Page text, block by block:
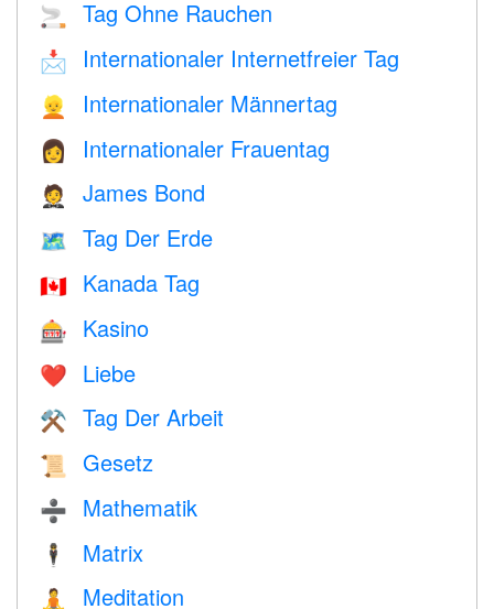
🚬 Tag Ohne Rauchen
📩 Internationaler Internetfreier Tag
👱 Internationaler Männertag
👩 Internationaler Frauentag
🤵 James Bond
🗺️ Tag Der Erde
🇨🇦 Kanada Tag
🎰 Kasino
❤️️ Liebe
⚒️ Tag Der Arbeit
📜 Gesetz
➗ Mathematik
🕴️ Matrix
🧘 Meditation